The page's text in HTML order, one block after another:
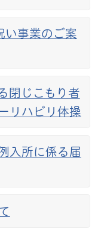
事業のご案
閉じこもり者
リハビリ体操
入所に係る届